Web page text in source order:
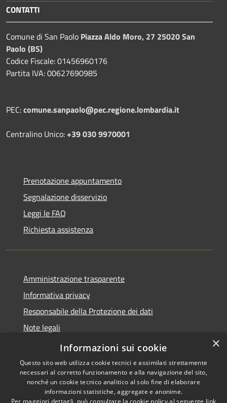
CONTATTI
Comune di San Paolo Piazza Aldo Moro, 27 25020 San
Paolo (BS)
Codice Fiscale: 01456960176
Partita IVA: 00627690985
PEC:comune.sanpaolo@pec.regione.lombardia.it
Centralino Unico:+39 030 9970001
Prenotazione appuntamento
Segnalazione disservizio
Leggi le FAQ
Richiesta assistenza
Amministrazione trasparente
Informativa privacy
Responsabile della Protezione dei dati
Note legali
Dichiarazione di accessibilità
Copyright © 2026 • Comune di
×
Informazioni sui cookie
Questo sito web utilizza cookie tecnici e assimilati strettamente
necessari al corretto funzionamento e alla navigazione del sito,
nonché un cookie tecnico analitico al solo fine di elaborare
informazioni statistiche, aggregate e anonime.
Per maggiori dettagli, può consultare la cookie policy al seguente link